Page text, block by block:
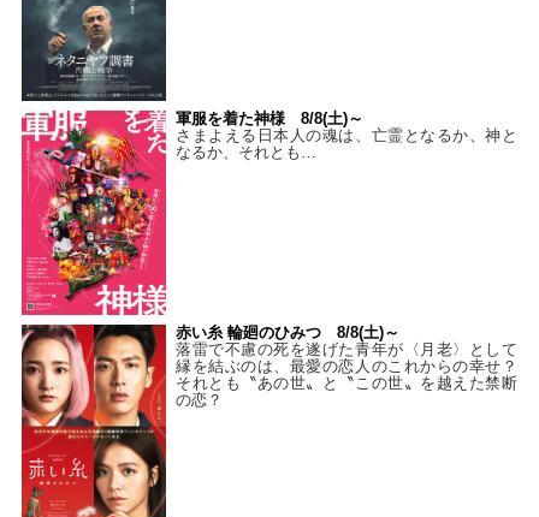
軍服を着た神様 8/8(土)～
さまよえる日本人の魂は、亡霊となるか、神と
なるか、それとも…
赤い糸 輪廻のひみつ 8/8(土)～
落雷で不慮の死を遂げた青年が〈月老〉として
縁を結ぶのは、最愛の恋人のこれからの幸せ？
それとも〝あの世〟と〝この世〟を越えた禁断
の恋？